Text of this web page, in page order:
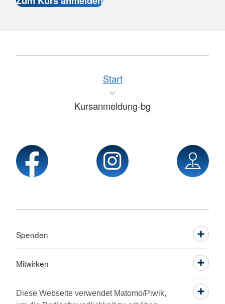
Diese Webseite verwendet Matomo/Piwik,
Start
Kursanmeldung-bg
Spenden
Mitwirken
Informieren